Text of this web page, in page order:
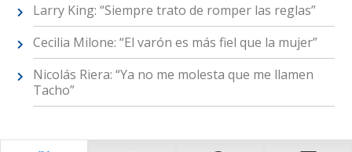
Larry King: “Siempre trato de romper las reglas”
Cecilia Milone: “El varón es más fiel que la mujer”
Nicolás Riera: “Ya no me molesta que me llamen
Tacho”